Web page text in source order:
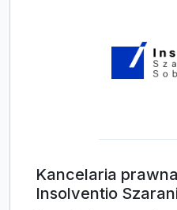
Kancelaria
Insolventio